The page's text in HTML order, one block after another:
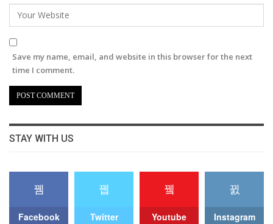
Save my name, email, and website in this browser for the next
time I comment.
STAY WITH US
Facebook Twitter Youtube Instagram